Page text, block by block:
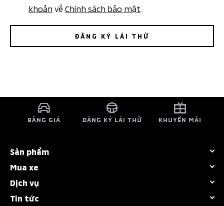
khoản về Chính sách bảo mật
ĐĂNG KÝ LÁI THỬ
BẢNG GIÁ ĐĂNG KÝ LÁI THỬ KHUYẾN MÃI
Sản phẩm
Tất cả dòng xe
Destinator
Mua xe
Bảng giá
Dịch vụ
Chính sách bảo hành
Tin tức